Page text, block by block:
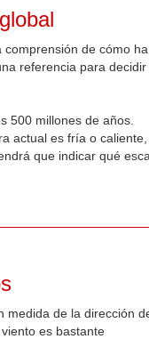
de cómo ha
referencia para decidir
500 millones de años.
actual es fría o
que indicar qué
medida de la dirección
es bastante